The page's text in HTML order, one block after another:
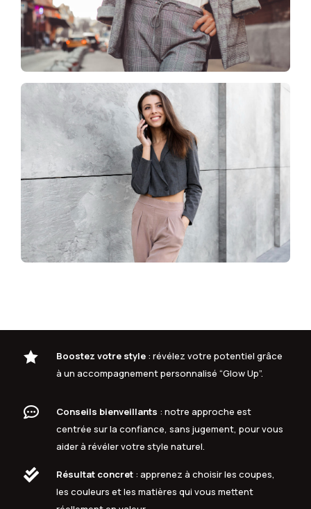
 Boostez votre style: révélez votre potentiel grâce
à un accompagnement personnalisé “Glow Up”.
 Conseils bienveillants : notre approche est
centrée sur la confiance, sans jugement, pour vous
aider à révéler votre style naturel.
 Résultat concret: apprenez à choisir les coupes,
les couleurs et les matières qui vous mettent